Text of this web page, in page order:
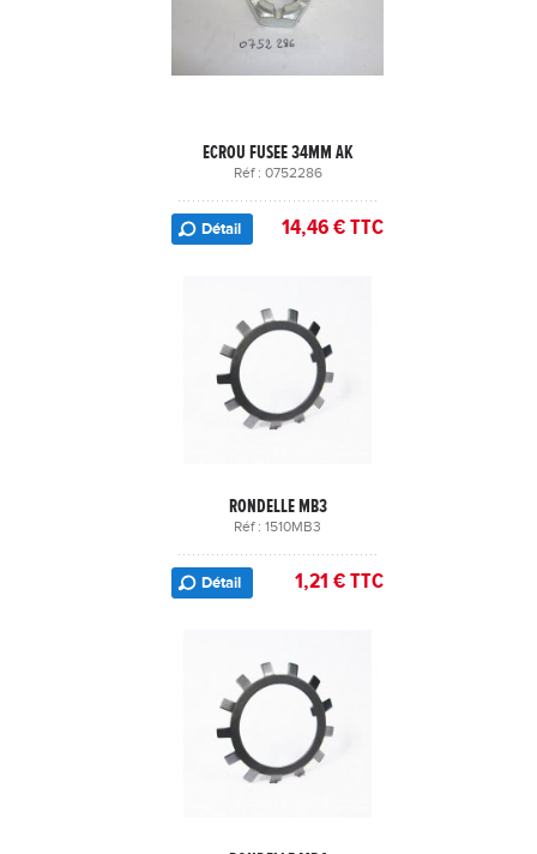
ECROU FUSEE 34MM AK
Réf : 0752286
Détail 14,46 € TTC
RONDELLE MB3
Réf : 1510MB3
Détail 1,21 € TTC